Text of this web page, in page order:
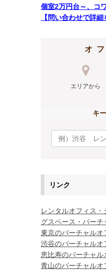
個室2万円台～、コ
【問い合わせで詳細
オ
エリアから
キ
リンク
レンタルオフィス
グスペース・バーチ
東京のバーチャルオ
渋谷のバーチャルオ
恵比寿のバーチャル
青山のバーチャルオ